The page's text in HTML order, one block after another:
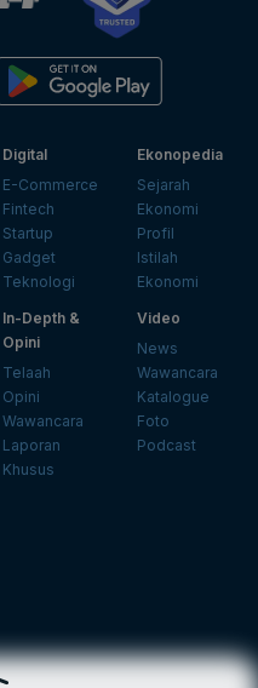
Digital
E-Commerce
Fintech
Startup
Gadget
Teknologi
Ekonopedia
Sejarah
Ekonomi
Profil
Istilah
Ekonomi
In-Depth &
Opini
Telaah
Opini
Wawancara
Laporan
Khusus
Video
News
Wawancara
Katalogue
Foto
Podcast